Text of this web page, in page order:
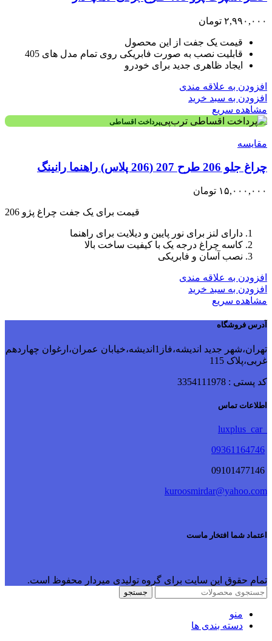
۲,۹۹۰,۰۰۰ تومان
قیمت یک جفت از این محصول
قابلیت نصب به صورت فابریکی روی تمام مدل های 405
ایجاد ظاهری جدید برای خودرو
افزودن به علاقه مندی
افزودن به سبد خرید
مشاهده سریع
پرداخت اقساطی
مقایسه
چراغ جلو 206 طرح 207 (206 پلاس) راهنما رانینگ
۱۵,۰۰۰,۰۰۰ تومان
قیمت برای یک جفت چراغ پژو 206
دارای لنز برای نور پایین و دیلایت برای راهنما
کاسه چراغ درجه یک با کیفیت ساخت بالا
نصب آسان و فابریکی
افزودن به علاقه مندی
افزودن به سبد خرید
مشاهده سریع
آدرس فروشگاه
تهران،شهر جدید اندیشه،فاز1اندیشه،خیابان عمران،ارغوان چهاردهم
غربی،پلاک 115
کد پستی : 3354111978
اطلاعات تماس
09361164746
kuroosmirdar@yahoo.com
اعتماد شما افتخار ماست
تمام حقوق این سایت برای گروه تولیدی میردار محفوظ است.
جستجو
منو
دسته بندی ها